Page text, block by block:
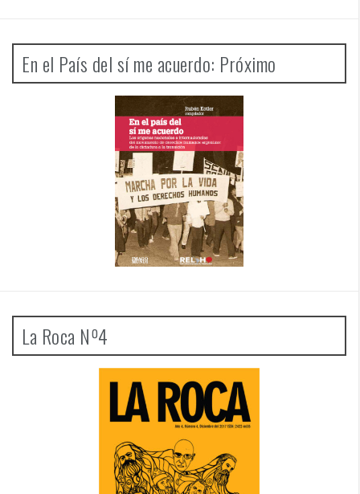
En el País del sí me acuerdo: Próximo
La Roca Nº4